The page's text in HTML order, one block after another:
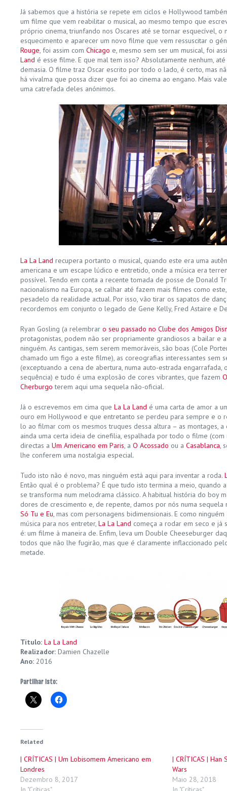
Já sabemos que a história se repete em ciclos e Hollywood
um filme que vem reabilitar o musical, ao mesmo tempo que
próprio cinema, triunfando nos Oscares até se tornar esquecível, o
esquecimento e aparecer um novo filme que vem ressuscitar o
Rouge, foi assim com Chicago e, mesmo sem ser um musical, foi
Land é esse filme. E que mal tem isso? Absolutamente nenhum,
demasia. O filme traz Oscar escrito por todo o lado, é certo, mas
há vivalma que possa dizer que foi ao cinema ao engano. Mais
uma catrefada deles anónimos.
La La Land recupera portanto o musical, quando este era uma
americana e um escape lúdico e entretido, onde a música era
possível. Tendo em conta a recente tomada de posse de Donald
nacionalismo na Europa, se calhar até fazem mais filmes como
pesadelo da realidade actual. Por isso, vão tirar os sapatos de
recordemos em conjunto o legado de Gene Kelly, Fred Astaire e
Ryan Gosling (a relembrar o seu passado no Clube dos Amigos
protagonistas, podem não ser propriamente grandiosos a bailar e
ninguém. As cantigas, sem serem memoráveis, são boas (Cole
chamado um figo a este filme), as coreografias interessantes sem
(exceptuando a cena de abertura, numa auto-estrada engarrafada,
sequência) e tudo é uma explosão de cores vibrantes, que fazem
Cherburgo terem aqui uma sequela não-oficial.
Já o escrevemos em cima que La La Land é uma carta de amor a
ouro em Hollywood e que entretanto se perdeu para sempre e o
lo ao filmar com os mesmos truques dessa altura – as montages,
ainda uma certa ideia de cinefilia, espalhada por todo o filme
directas a Um Americano em Paris, a O Acossado ou a Casablanca,
lhe conferem uma nostalgia especial.
Tudo isto não é novo, mas ninguém está aqui para inventar a roda.
Então qual é o problema? É que tudo isto termina a meio, quando
se transforma num melodrama clássico. A habitual história do boy
dores de crescimento e, de repente, damos por nós numa
Só Tu e Eu, mas com personagens bidimensionais. E como
música para nos entreter, La La Land começa a rodar em seco e já
é: um filme à maneira de. Enfim, leva um Double Cheeseburger
todos que não lhe fugirão, mas que é claramente inflaccionado
metade.
Título: La La Land
Realizador: Damien Chazelle
Ano: 2016
Partilhar isto:
Related
| CRÍTICAS | Um Lobisomem Americano em
Londres
Dezembro 8, 2017
| CRÍTICAS |
Wars
Maio 28, 2018